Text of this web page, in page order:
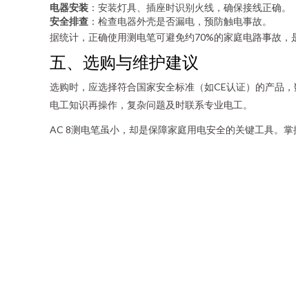
电器安装 ：安装灯具、插座时识别火线，确保接线正确。
安全排查 ：检查电器外壳是否漏电，预防触电事故。
据统计，正确使用测电笔可避免约70%的家庭电路事故，
五、选购与维护建议
选购时，应选择符合国家安全标准（如CE认证）的产品
电工知识再操作，复杂问题及时联系专业电工。
AC 8测电笔虽小，却是保障家庭用电安全的关键工具。